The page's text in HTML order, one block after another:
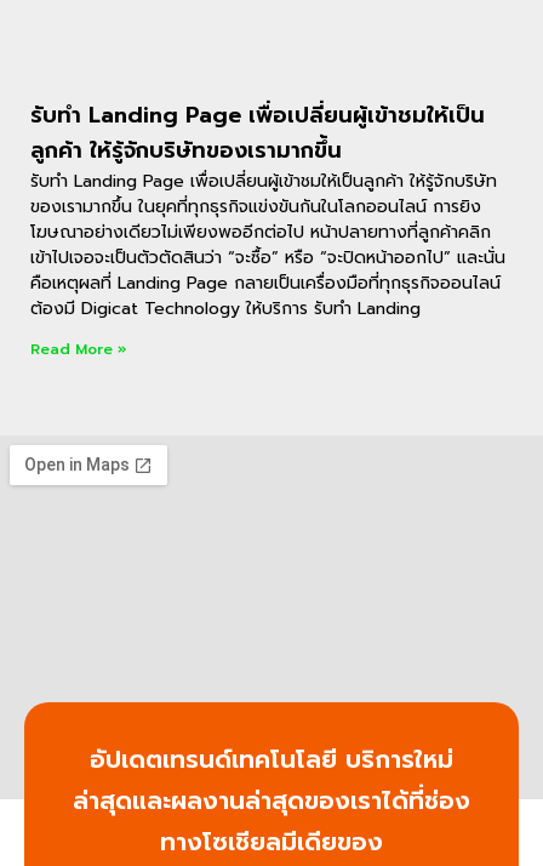
รับทำ Landing Page เพื่อเปลี่ยนผู้เข้าชมให้เป็น
ลูกค้า ให้รู้จักบริษัทของเรามากขึ้น
รับทำ Landing Page เพื่อเปลี่ยนผู้เข้าชมให้เป็นลูกค้า ให้รู้จักบริษัท
ของเรามากขึ้น ในยุคที่ทุกธุรกิจแข่งขันกันในโลกออนไลน์ การยิง
โฆษณาอย่างเดียวไม่เพียงพออีกต่อไป หน้าปลายทางที่ลูกค้าคลิก
เข้าไปเจอจะเป็นตัวตัดสินว่า “จะซื้อ” หรือ “จะปิดหน้าออกไป” และนั่น
คือเหตุผลที่ Landing Page กลายเป็นเครื่องมือที่ทุกธุรกิจออนไลน์
ต้องมี Digicat Technology ให้บริการ รับทำ Landing
Read More »
อัปเดตเทรนด์เทคโนโลยี บริการใหม่
ล่าสุดและผลงานล่าสุดของเราได้ที่ช่อง
ทางโซเชียลมีเดียของ